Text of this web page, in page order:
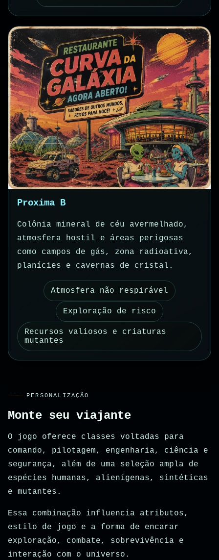
Proxima B
Colônia mineral de céu avermelhado,
atmosfera hostil e áreas perigosas
como campos de gás, zona radioativa,
planícies e cavernas de cristal.
Atmosfera não respirável
Exploração de risco
Recursos valiosos e criaturas
mutantes
PERSONALIZAÇÃO
Monte seu viajante
O jogo oferece classes voltadas para
comando, pilotagem, engenharia, ciência e
segurança, além de uma seleção ampla de
espécies humanas, alienígenas, sintéticas
e mutantes.
Essa combinação influencia atributos,
estilo de jogo e a forma de encarar
exploração, combate, sobrevivência e
interação com o universo.